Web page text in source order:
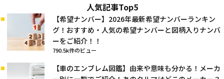
人気記事Top5
【希望ナンバー】2026年最新希望ナンバーランキン
グ！おすすめ・人気の希望ナンバーと図柄入りナンバ
ーをご紹介！！
790.5k件のビュー
【車のエンブレム図鑑】由来や意味も分かる！メーカ